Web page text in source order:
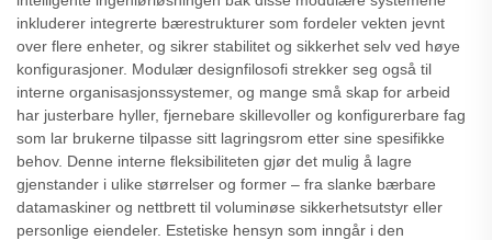
inkluderer integrerte bærestrukturer som fordeler vekten jevnt
over flere enheter, og sikrer stabilitet og sikkerhet selv ved høye
konfigurasjoner. Modulær designfilosofi strekker seg også til
interne organisasjonssystemer, og mange små skap for arbeid
har justerbare hyller, fjernebare skillevoller og konfigurerbare fag
som lar brukerne tilpasse sitt lagringsrom etter sine spesifikke
behov. Denne interne fleksibiliteten gjør det mulig å lagre
gjenstander i ulike størrelser og former – fra slanke bærbare
datamaskiner og nettbrett til voluminøse sikkerhetsutstyr eller
personlige eiendeler. Estetiske hensyn som inngår i den